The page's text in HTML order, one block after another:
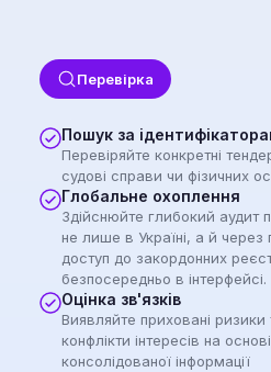
Перевірка
Пошук за
Перевіряйте конкретні
судові справи чи фізичних
Глобальне охоплення
Здійснюйте глибокий аудит
не лише в Україні, а й через
доступ до закордонних
безпосередньо в інтерфейсі.
Оцінка зв'язків
Виявляйте приховані ризики
конфлікти інтересів на основі
консолідованої інформації